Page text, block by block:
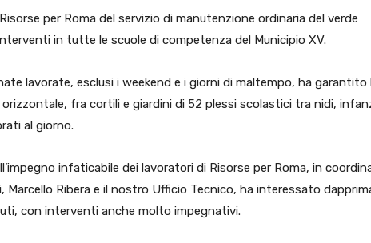
per Roma del servizio di manutenzione ordinaria del verde
in tutte le scuole di competenza del Municipio XV.
lavorate, esclusi i weekend e i giorni di maltempo, ha garantito
fra cortili e giardini di 52 plessi scolastici tra nidi,
al giorno.
infaticabile dei lavoratori di Risorse per Roma, in
Marcello Ribera e il nostro Ufficio Tecnico, ha interessato
con interventi anche molto impegnativi.